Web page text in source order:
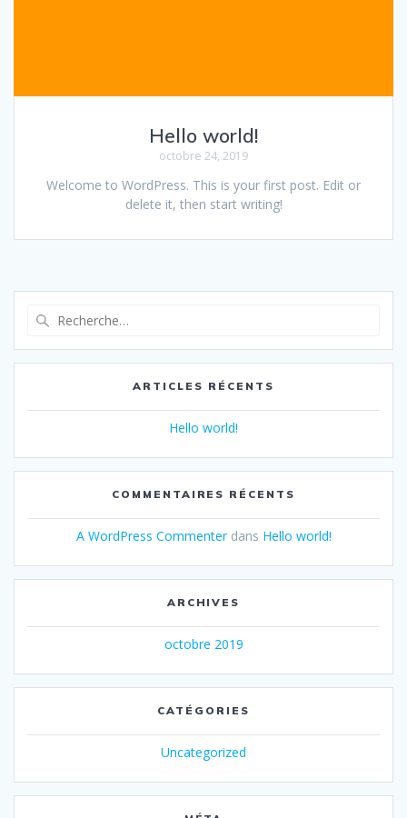
Hello world!
octobre 24, 2019
Welcome to WordPress. This is your first post. Edit or
delete it, then start writing!
:
ARTICLES RÉCENTS
Hello world!
COMMENTAIRES RÉCENTS
A WordPress Commenterdans Hello world!
ARCHIVES
octobre 2019
CATÉGORIES
Uncategorized